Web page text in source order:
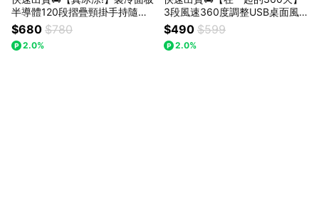
半導體120段摺疊頸掛手持隨身
風扇 RK29 RASTO
$680 $780
2.0%
3段風速360度調整USB桌面風
扇 RK15 RASTO
$490 $599
2.0%